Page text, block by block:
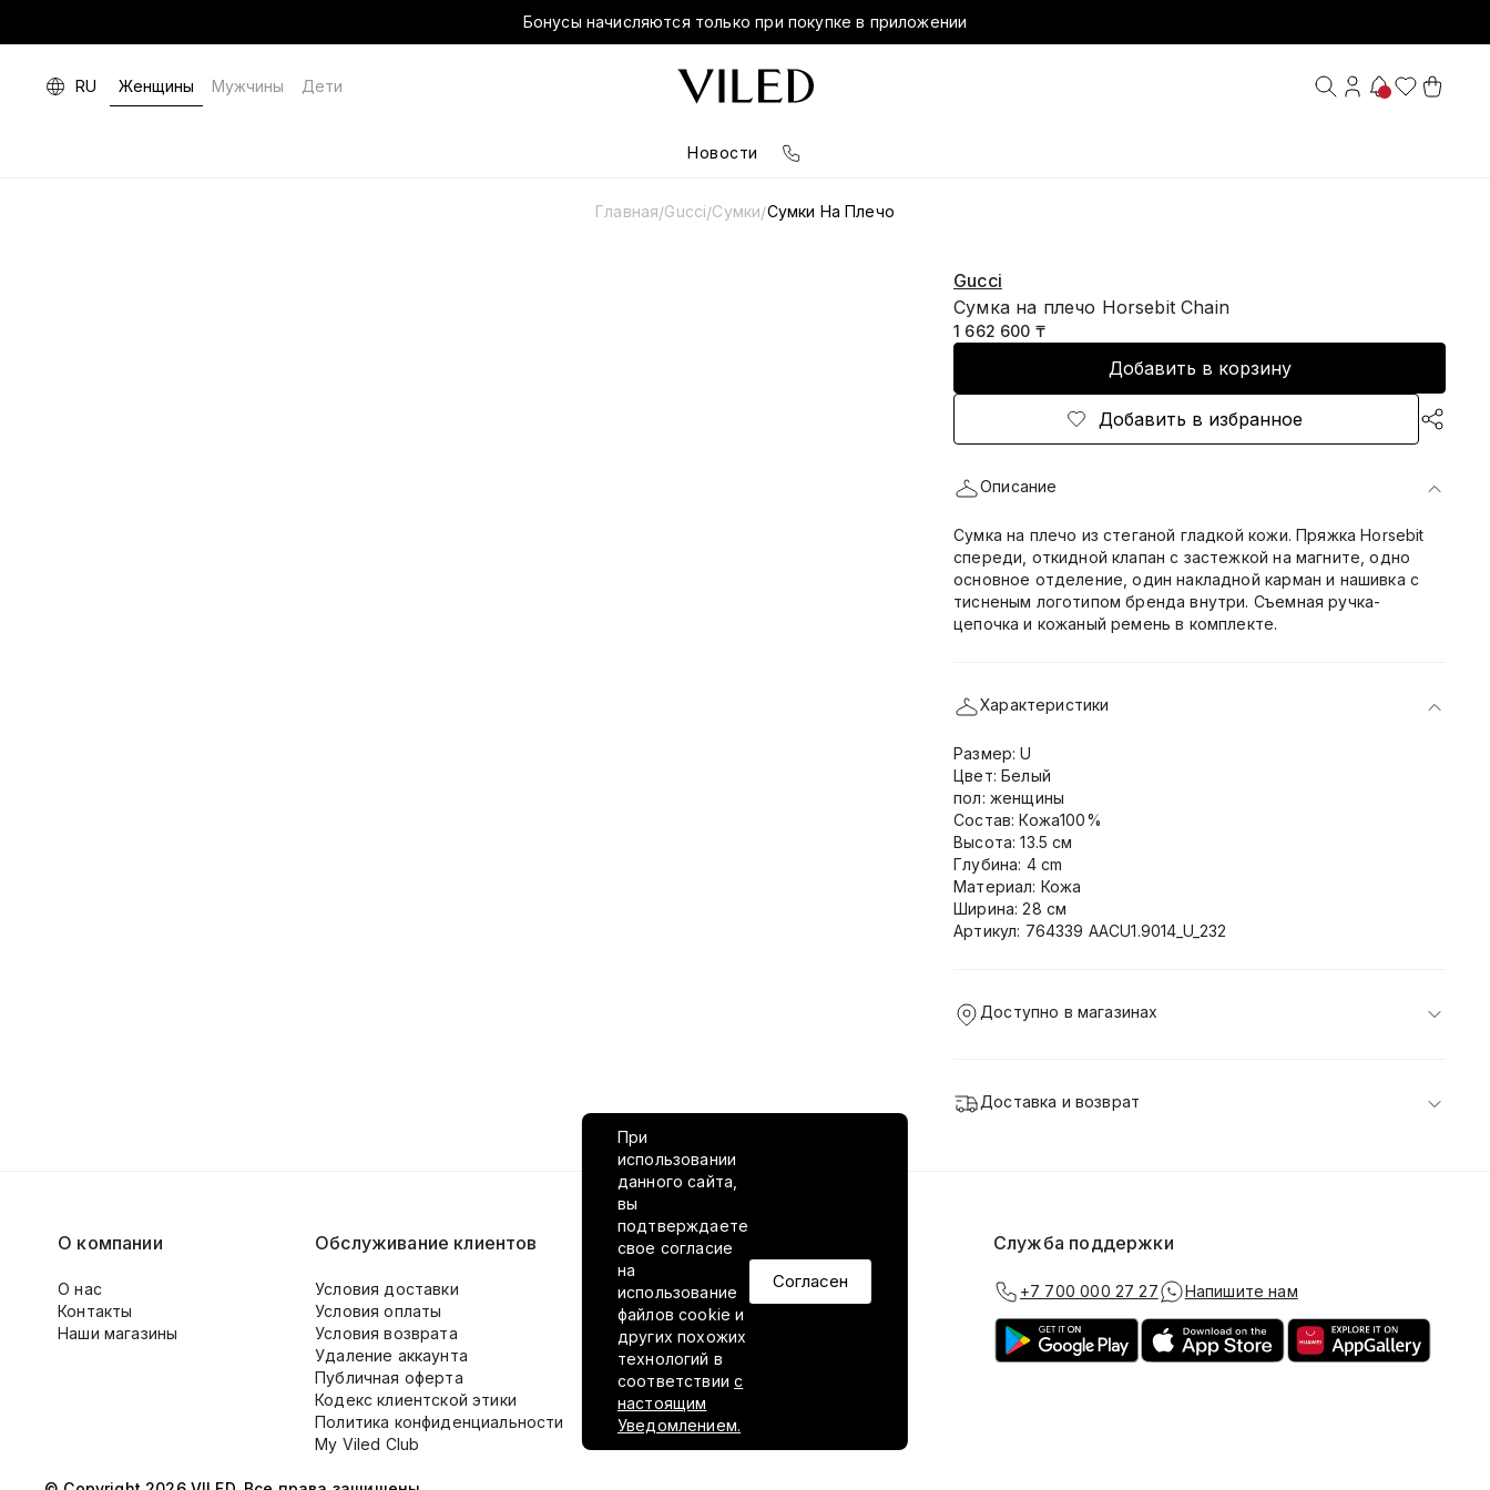
Бонусы начисляются только при покупке в приложении
RU Женщины Мужчины Дети
Новости
Главная/Gucci/Сумки/Сумки На Плечо
Gucci
Сумка на плечо Horsebit Chain
1 662 600 ₸
Добавить в корзину
Добавить в избранное
Описание
Сумка на плечо из стеганой гладкой кожи. Пряжка Horsebit
спереди, откидной клапан с застежкой на магните, одно
основное отделение, один накладной карман и нашивка с
тисненым логотипом бренда внутри. Съемная ручка-
цепочка и кожаный ремень в комплекте.
Характеристики
Размер: U
Цвет: Белый
пол: женщины
Состав: Кожа100%
Высота: 13.5 см
Глубина: 4 cm
Материал: Кожа
Ширина: 28 см
Артикул: 764339 AACU1.9014_U_232
Доступно в магазинах
Доставка и возврат
При
использовании
данного сайта,
вы
подтверждаете
свое согласие
на
использование
файлов cookie и
других похожих
технологий в
соответствиис
настоящим
Уведомлением.
Согласен
О компании
О нас
Контакты
Наши магазины
Обслуживание клиентов
Условия доставки
Условия оплаты
Условия возврата
Удаление аккаунта
Публичная оферта
Кодекс клиентской этики
Политика конфиденциальности
My Viled Club
VILED в соцсетях Служба поддержки
+7 700 000 27 27 Напишите нам